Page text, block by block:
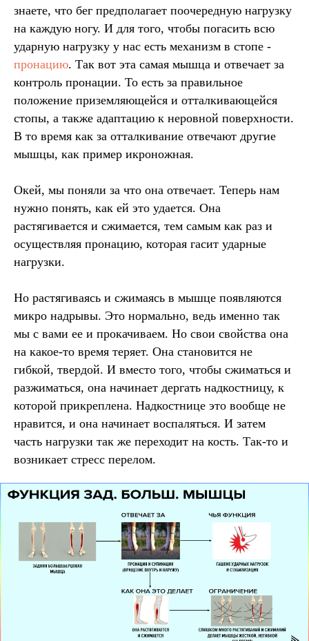
знаете, что бег предполагает поочередную нагрузку
на каждую ногу. И для того, чтобы погасить всю
ударную нагрузку у нас есть механизм в стопе -
пронацию. Так вот эта самая мышца и отвечает за
контроль пронации. То есть за правильное
положение приземляющейся и отталкивающейся
стопы, а также адаптацию к неровной поверхности.
В то время как за отталкивание отвечают другие
мышцы, как пример икроножная.
Окей, мы поняли за что она отвечает. Теперь нам
нужно понять, как ей это удается. Она
растягивается и сжимается, тем самым как раз и
осуществляя пронацию, которая гасит ударные
нагрузки.
Но растягиваясь и сжимаясь в мышце появляются
микро надрывы. Это нормально, ведь именно так
мы с вами ее и прокачиваем. Но свои свойства она
на какое-то время теряет. Она становится не
гибкой, твердой. И вместо того, чтобы сжиматься и
разжиматься, она начинает дергать надкостницу, к
которой прикреплена. Надкостнице это вообще не
нравится, и она начинает воспаляться. И затем
часть нагрузки так же переходит на кость. Так-то и
возникает стресс перелом.